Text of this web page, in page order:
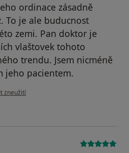
ordinace zásadně
To je ale buducnost
zemi. Pan doktor je
vlaštovek tohoto
trendu. Jsem nicméně
jeho pacientem.
uživatele Váš účet byl odstraněn
zneužití